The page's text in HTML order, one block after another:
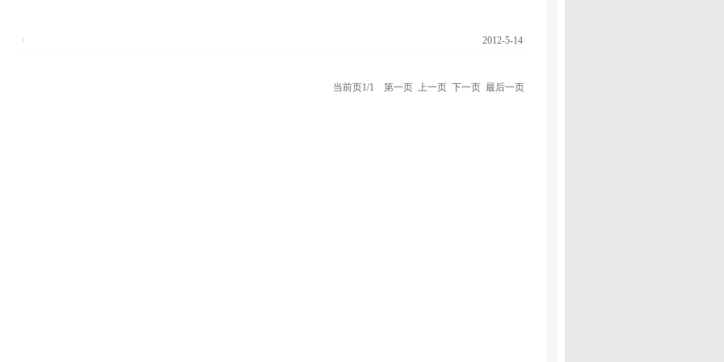
· 2012-5-14
当前页1/1 第一页 上一页 下一页 最后一页